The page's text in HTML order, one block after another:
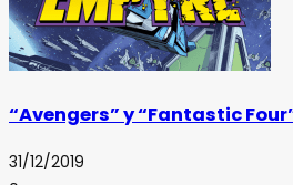
“Avengers” y “Fantastic
31/12/2019